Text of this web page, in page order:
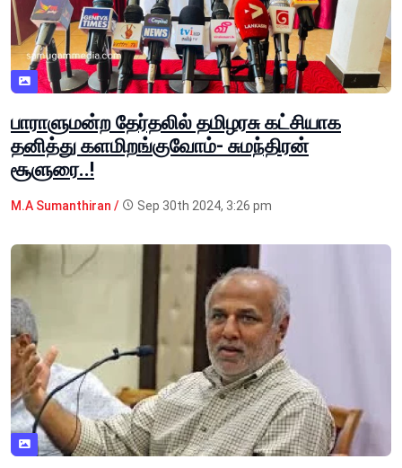
பாராளுமன்ற தேர்தலில் தமிழரசு கட்சியாக
தனித்து களமிறங்குவோம்- சுமந்திரன்
சூளுரை..!
M.A Sumanthiran / Sep 30th 2024, 3:26 pm